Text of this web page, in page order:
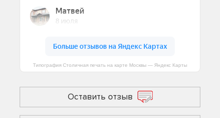
Типография Столичная печать на карте Москвы — Яндекс Карты
Оставить отзыв